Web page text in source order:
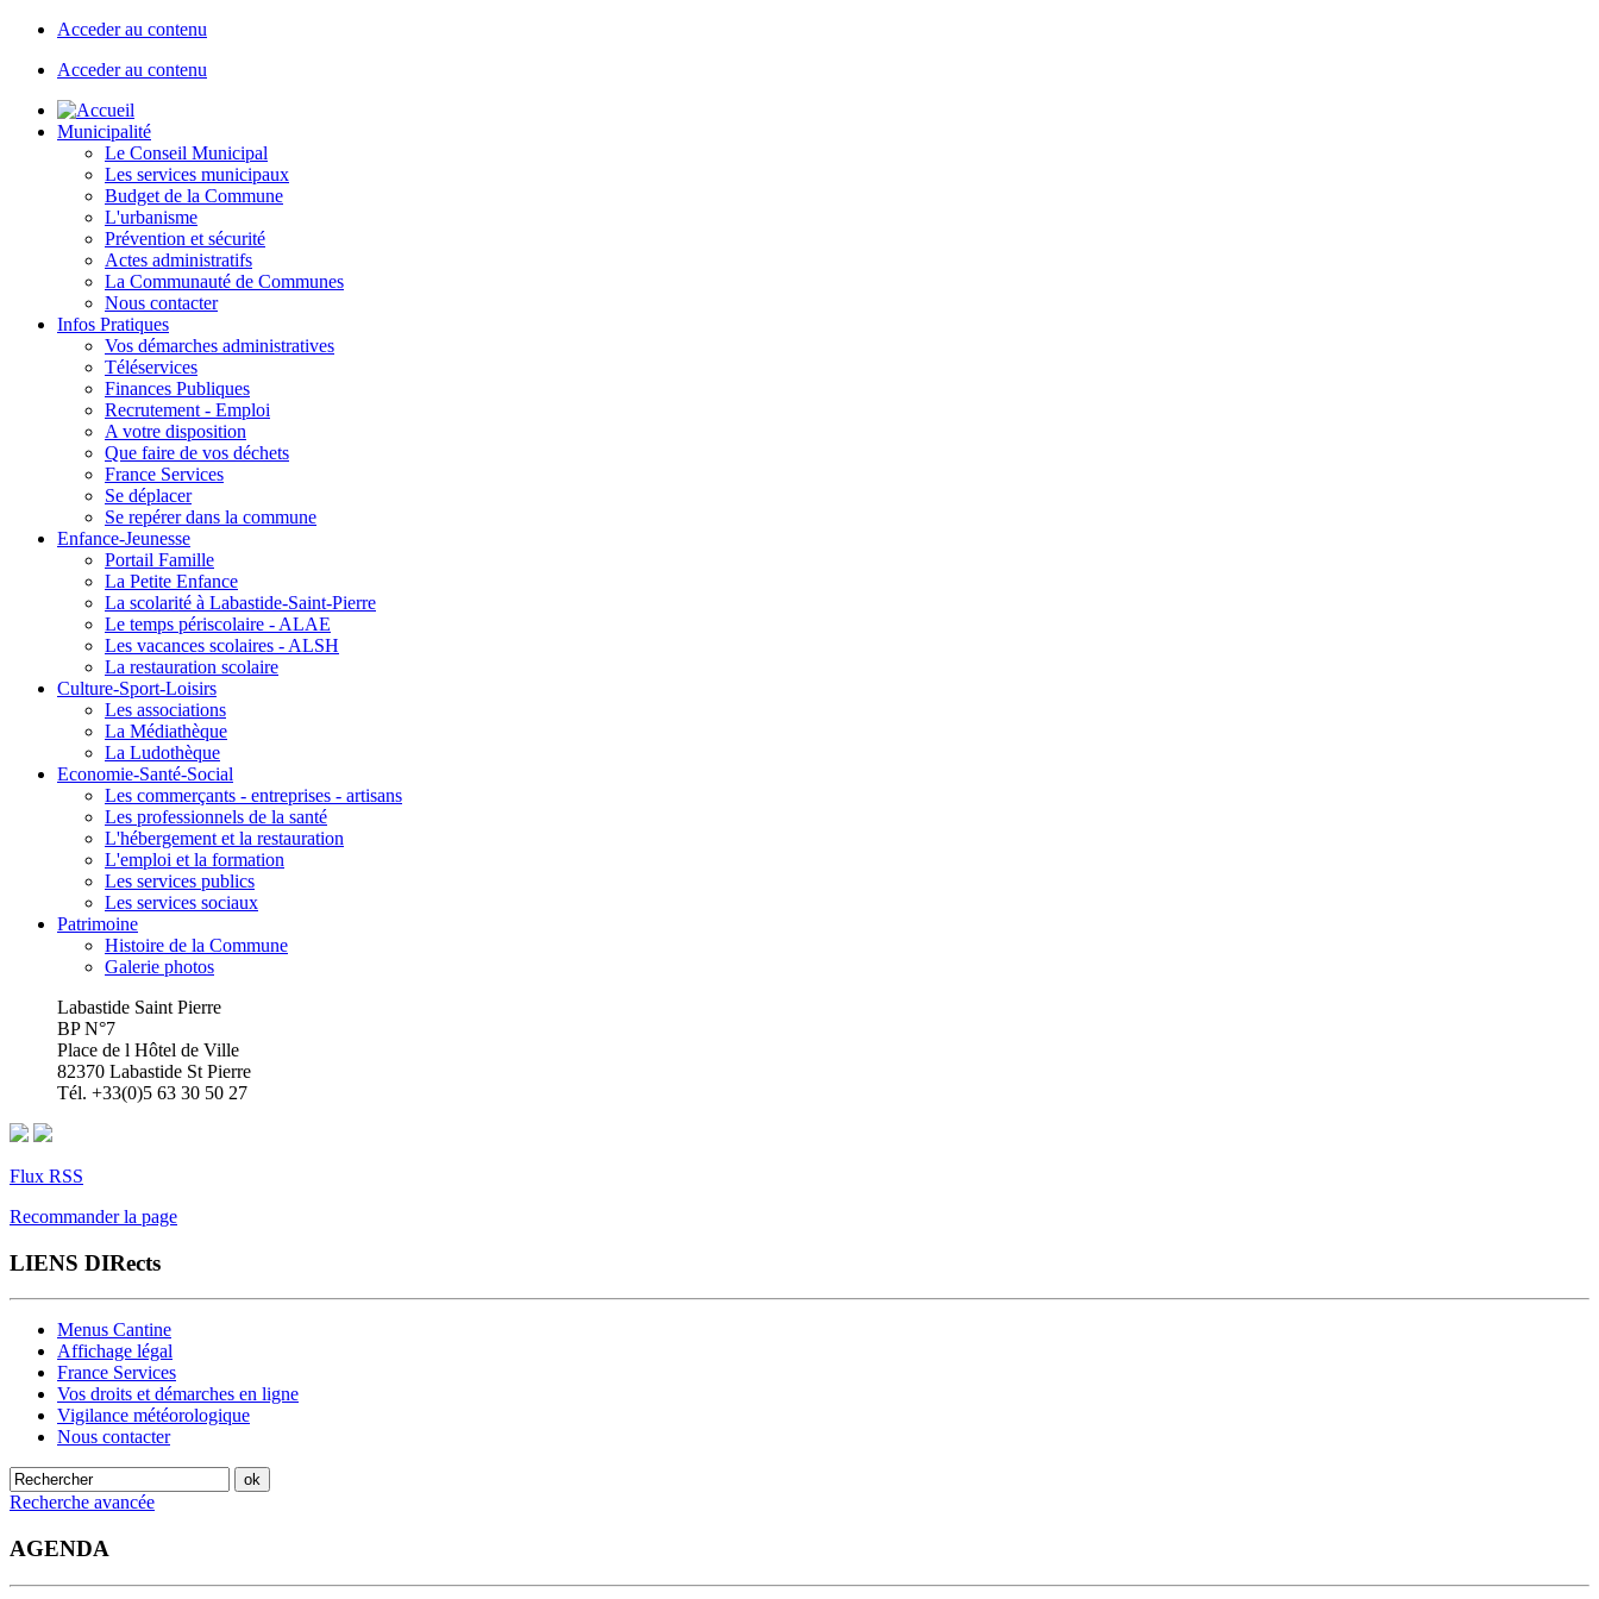
Acceder au contenu
Acceder au contenu
Municipalité
Le Conseil Municipal
Les services municipaux
Budget de la Commune
L'urbanisme
Prévention et sécurité
Actes administratifs
La Communauté de Communes
Nous contacter
Infos Pratiques
Vos démarches administratives
Téléservices
Finances Publiques
Recrutement - Emploi
A votre disposition
Que faire de vos déchets
France Services
Se déplacer
Se repérer dans la commune
Enfance-Jeunesse
Portail Famille
La Petite Enfance
La scolarité à Labastide-Saint-Pierre
Le temps périscolaire - ALAE
Les vacances scolaires - ALSH
La restauration scolaire
Culture-Sport-Loisirs
Les associations
La Médiathèque
La Ludothèque
Economie-Santé-Social
Les commerçants - entreprises - artisans
Les professionnels de la santé
L'hébergement et la restauration
L'emploi et la formation
Les services publics
Les services sociaux
Patrimoine
Histoire de la Commune
Galerie photos
Labastide Saint Pierre
BP N°7
Place de l Hôtel de Ville
82370 Labastide St Pierre
Tél. +33(0)5 63 30 50 27
Flux RSS
Recommander la page
LIENS DIRects
Menus Cantine
Affichage légal
France Services
Vos droits et démarches en ligne
Vigilance météorologique
Nous contacter
Recherche avancée
AGENDA